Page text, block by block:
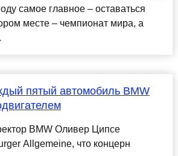
самое главное – оставаться
месте – чемпионат мира, а
пятый автомобиль BMW
BMW Оливер Ципсе
Allgemeine, что концерн